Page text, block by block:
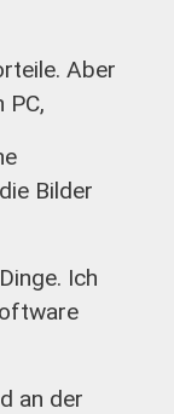
Aber
PC,
Bilder
Ich
an der